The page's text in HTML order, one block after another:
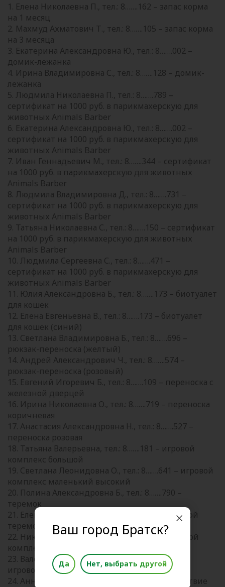
1. Елена Николаевна П., тел.: 8…….162 – запас корма
на 1 месяц
2. Махмуд Ахматович Т., тел.: 8…….105 – запас корма
на 3 месяца
3. Екатерина Александровна Ю., тел.: 8…….002 –
домик-лежанка
4. Ирина Владимировна С., тел.: 8…….128 – домик-
лежанка
5. Людмила Николаевна П., тел.: 8…….789 –
сертификат на 1000 руб. в парикмахерскую для
животных Animals Barber
6. Екатерина Александровна Ю., тел.: 8…….002 –
сертификат на 1000 руб. в парикмахерскую для
животных Animals Barber
7. Иван Геннадьевич М., тел.: 8…….344 – сертификат
на 1000 руб. в парикмахерскую для животных
Animals Barber
8. Людмила Владимировна Д., тел.: 8…….731 –
сертификат на 1000 руб. в парикмахерскую для
животных Animals Barber
9. Татьяна Николаевна С., тел.: 8…….150 – сертификат
на 1000 руб. в парикмахерскую для животных
Animals Barber
10. Людмила Сергеевна С., тел.: 8…….471 –
сертификат на 1000 руб. в парикмахерскую для
животных Animals Barber
11. Юлия Александровна Б., тел.: 8…….173 – биотуалет
для кошек
12. Елена Евгеньевна В., тел.: 8…….173 – биотуалет
для кошек (синий)
13. Светлана Владимировна Б., тел.: 8…….696 –
рюкзак-переноска (желтый)
14. Андрей Александрович Ч., тел.: 8…….574 –
рюкзак-переноска (розовый)
15. Евгений Игоревич Б., тел.: 8…….109 – переноска с
железной дверцей
16. Ирина Николаевна О., тел.: 8…….719 – переноска
коричневая
17. Анастасия Александровна Н., тел.: 8…….527 –
переноска розовая
18. Татьяна Валерьевна, тел.: 8…….181 – игровой
комплекс большой
19. Светлана Леонидовна О., тел.: 8…….641 – игровой
комплекс маленький высокий
20. Полина Александровна Б., тел.: 8…….790 –
теремок
21. Елена Андреевна Щ., тел.: 8…….491 – большой
теремок комплекс
22. Николай Валерьевич, тел.: 8…….480 – игровой
комплекс
23. Валерий Александрович А., тел.: 8…….242 –
игровой комплекс
24. Анна Сергеевна С., тел.: 8…….835 – путешествие
Ваш город Братск?
Да Нет, выбрать другой